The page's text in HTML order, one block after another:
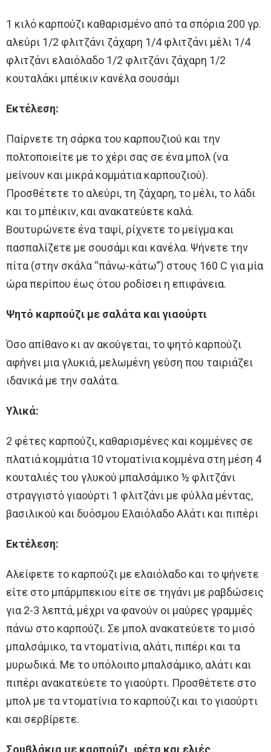
1 κιλό καρπούζι καθαρισμένο από τα σπόρια 200 γρ.
αλεύρι 1/2 φλιτζάνι ζάχαρη 1/4 φλιτζάνι μέλι 1/4
φλιτζάνι ελαιόλαδο 1/2 φλιτζάνι ζάχαρη 1/2
κουταλάκι μπέικιν κανέλα σουσάμι
Εκτέλεση:
Παίρνετε τη σάρκα του καρπουζιού και την
πολτοποιείτε με το χέρι σας σε ένα μπολ (να
μείνουν και μικρά κομμάτια καρπουζιού).
Προσθέτετε το αλεύρι, τη ζάχαρη, το μέλι, το λάδι
και το μπέικιν, και ανακατεύετε καλά.
Βουτυρώνετε ένα ταψί, ρίχνετε το μείγμα και
πασπαλίζετε με σουσάμι και κανέλα. Ψήνετε την
πίτα (στην σκάλα “πάνω-κάτω”) στους 160 C για μία
ώρα περίπου έως ότου ροδίσει η επιφάνεια.
Ψητό καρπούζι με σαλάτα και γιαούρτι
Όσο απίθανο κι αν ακούγεται, το ψητό καρπούζι
αφήνει μια γλυκιά, μελωμένη γεύση που ταιριάζει
ιδανικά με την σαλάτα.
Υλικά:
2 φέτες καρπούζι, καθαρισμένες και κομμένες σε
πλατιά κομμάτια 10 ντοματίνια κομμένα στη μέση 4
κουταλιές του γλυκού μπαλσάμικο ½ φλιτζάνι
στραγγιστό γιαούρτι 1 φλιτζάνι με φύλλα μέντας,
βασιλικού και δυόσμου Ελαιόλαδο Αλάτι και πιπέρι
Eκτέλεση:
Αλείφετε το καρπούζι με ελαιόλαδο και το ψήνετε
είτε στο μπάρμπεκιου είτε σε τηγάνι με ραβδώσεις
για 2-3 λεπτά, μέχρι να φανούν οι μαύρες γραμμές
πάνω στο καρπούζι. Σε μπολ ανακατεύετε το μισό
μπαλσάμικο, τα ντοματίνια, αλάτι, πιπέρι και τα
μυρωδικά. Με το υπόλοιπο μπαλσάμικο, αλάτι και
πιπέρι ανακατεύετε το γιαούρτι. Προσθέτετε στο
μπολ με τα ντοματίνια το καρπούζι και το γιαούρτι
και σερβίρετε.
Σουβλάκια με καρπούζι, φέτα και ελιές